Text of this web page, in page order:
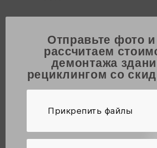
Отправьте фото
рассчитаем
демонтажа
рециклингом со
Прикрепить файлы